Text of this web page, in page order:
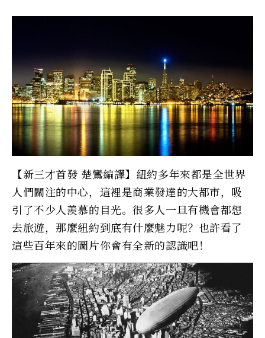
【新三才首發 楚鸞編譯】紐約多年來都是全世界
人們關注的中心，這裡是商業發達的大都市，吸
引了不少人羨慕的目光。很多人一旦有機會都想
去旅遊，那麼紐約到底有什麼魅力呢？也許看了
這些百年來的圖片你會有全新的認識吧！